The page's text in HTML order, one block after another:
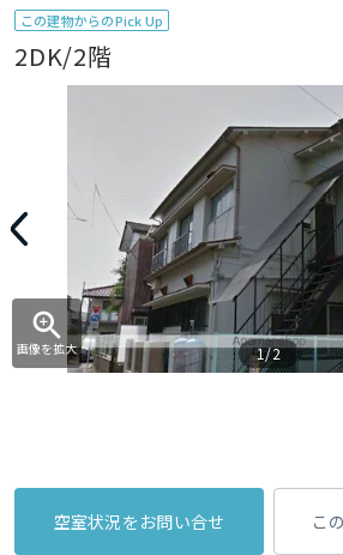
この建物からのPick Up
2DK/2階
画像を拡大 1/2
空室状況をお問い合せ こ